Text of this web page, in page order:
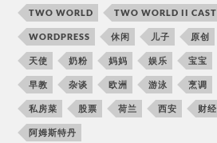
TWO WORLD TWO WORLD II
WORDPRESS 休闲 儿子 原创
天使 奶粉 妈妈 娱乐 宝宝
早教 杂谈 欧洲 游泳 烹调
私房菜 股票 荷兰 西安 财经
阿姆斯特丹